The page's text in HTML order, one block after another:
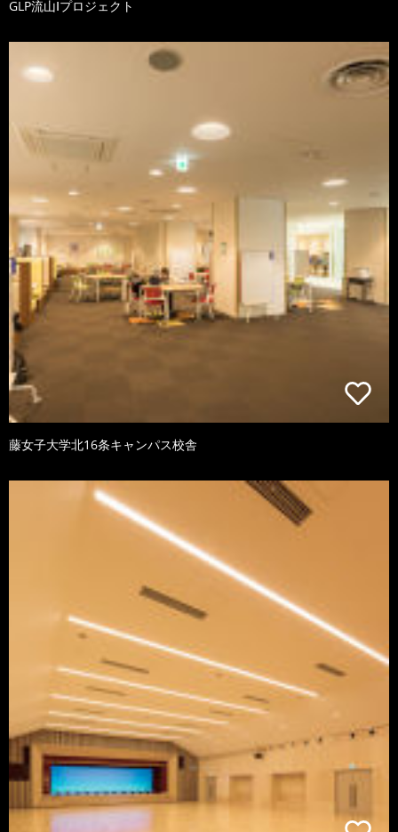
GLP流山Ⅰプロジェクト
藤女子大学北16条キャンパス校舎